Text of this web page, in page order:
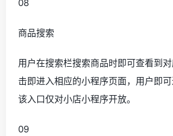
08
商品搜索
用户在搜索栏搜索商品时即可查看到
击即进入相应的小程序页面，用户即可
该入口仅对小店小程序开放。
09